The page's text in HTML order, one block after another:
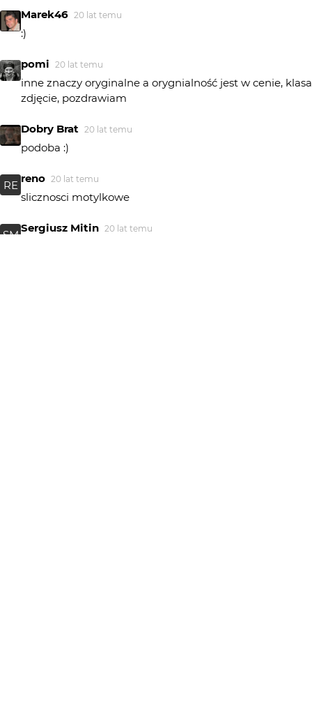
Marek46 20 lat temu
:)
pomi 20 lat temu
inne znaczy oryginalne a orygnialność jest w cenie, klasa
zdjęcie, pozdrawiam
Dobry Brat 20 lat temu
podoba :)
RE
reno 20 lat temu
slicznosci motylkowe
SM
Sergiusz Mitin 20 lat temu